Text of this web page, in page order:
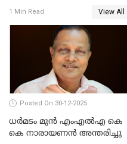
പിടികൂടി പൊലീസ്
1 Min Read View All
Posted On 30-12-2025
ധർമടം മുൻ എംഎല്‍എ കെ
കെ നാരായണന്‍ അന്തരിച്ചു